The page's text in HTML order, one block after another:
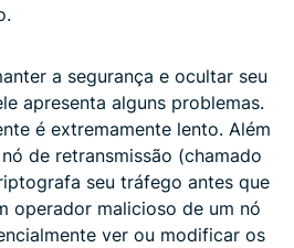
a segurança e ocultar seu
apresenta alguns problemas.
é extremamente lento. Além
de retransmissão (chamado
seu tráfego antes que
operador malicioso de um nó
ver ou modificar os